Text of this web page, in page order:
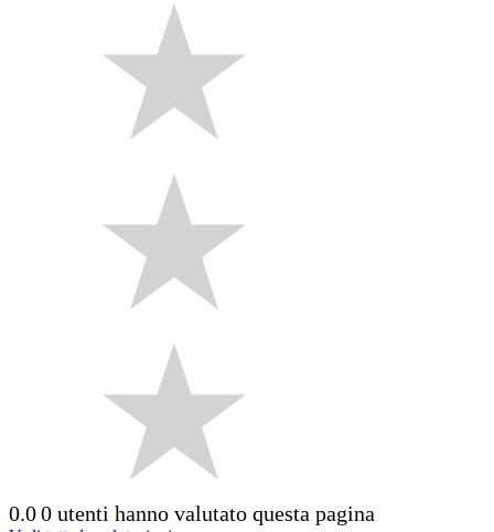
0.00 utenti hanno valutato questa pagina